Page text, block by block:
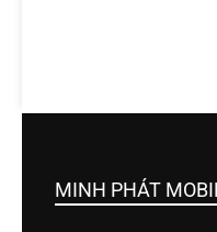
ạ
i
MINH PHÁT